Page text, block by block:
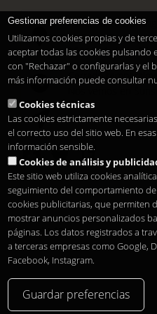
Hotel Santo
Pl. Santo Domingo,
28013 Madrid-ES
Cerrado
EntreHotel Santo
Copyright 2026
Gestionar preferencias de cookies
Utilizamos cookies propias y de
aceptar todas las cookies pulsando
con "Rechazar" o configurarlas y el
más información puede consultar
Cookies técnicas
Las cookies estrictamente
el correcto uso del sitio web. En
información sensible.
Cookies de análisis y
Este sitio web utiliza cookies
seguimiento del comportamiento
cookies publicitarias, que permiten
mostrar anuncios personalizados
páginas. Los datos registrados a
a terceras empresas como Google,
Facebook, Instagram.
Guardar preferencias